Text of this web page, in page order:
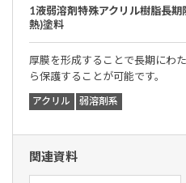
1液弱溶剤特殊アクリル樹脂長
熱)塗料
厚膜を形成することで長期にわ
ら保護することが可能です。
アクリル 弱溶剤系
関連資料